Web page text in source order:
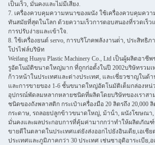
เป็นเร็ว, มั่นคงและไม่มีเสียง.
7. เครื่องควบคุมความหนาของผนัง ใช้เครื่องควบคุมคว
ทันสมัยที่สุดในโลก ด้วยความเร็วการตอบสนองที่รวดเร็
การปรับง่ายและเข้าใจ.
8. ใช้เครื่องยนต์ servo, การบริโภคพลังงานต่ํา, ประสิทธิภ
โปรไฟล์บริษัท
Weifang Huayu Plastic Machinery Co., Ltd เป็นผู้ผลิตอา
รูอัตโนมัติขนาดใหญ่มาก ที่ถูกก่อตั้งในปี 2002บริษัทรวม
ก้าวหน้าในประเทศและต่างประเทศ, และเชี่ยวชาญในด้
และการขายของ 1-6 ชั้นขนาดใหญ่อัตโนมัติเต็มกล่องหน่
อุปกรณ์พัดลมหลากหลายชนิดที่ผลิตโดยบริษัทของเราสา
ชนิดของถังพลาสติก กระเป๋าเครื่องมือ 20 ลิตรถึง 20,000
กระดาษ, รถลอยปลูกข้าวขนาดใหญ่, ม้าน้ํา, ผนังโฆษณา,
มั่นคงและผลประกอบการที่คุ้มค่ามากกว่าทําให้ผลิตภัณฑ์
ขายดีในตลาดในประเทศแต่ยังส่งออกไปยังอินเดีย,เอเชีย
ประเทศและภูมิภาคกว่า 30 ประเทศ เช่นซาอุดิอาระเบีย,